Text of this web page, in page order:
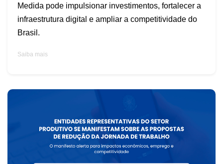
Medida pode impulsionar investimentos, fortalecer a
infraestrutura digital e ampliar a competitividade do
Brasil.
Saiba mais